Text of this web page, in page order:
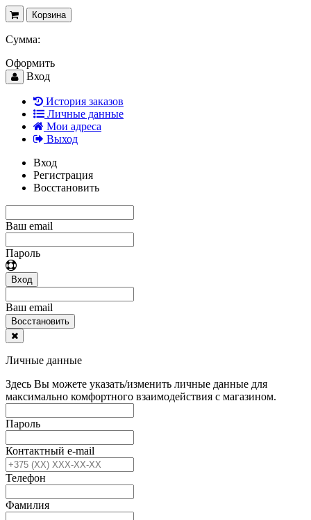
Корзина
Сумма:
Оформить
Вход
История заказов
Личные данные
Мои адреса
Выход
Вход
Регистрация
Восстановить
Ваш email
Пароль
Вход
Ваш email
Воcстановить
Личные данные
Здесь Вы можете указать/изменить личные данные для
максимально комфортного взаимодействия с магазином.
Пароль
Контактный e-mail
Телефон
Фамилия